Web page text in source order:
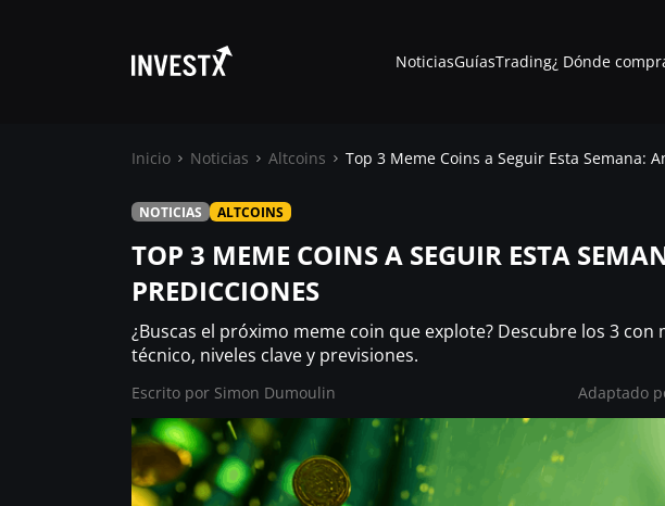
Noticias
Guías
Trading
¿ Dónde comprar ?
NoticiasGuíasTrading¿ Dónde
Inicio Noticias Altcoins Top 3 Meme Coins a Seguir Esta Semana:
NOTICIAS ALTCOINS
TOP 3 MEME COINS A SEGUIR ESTA
PREDICCIONES
¿Buscas el próximo meme coin que explote? Descubre los 3
técnico, niveles clave y previsiones.
Escrito por Simon Dumoulin Adaptado